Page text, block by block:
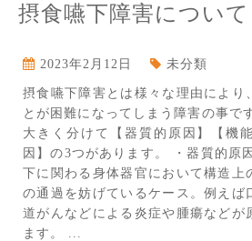
摂食嚥下障害について
2023年2月12日 未分類
摂食嚥下障害とは様々な理由により
とが困難になってしまう障害の事で
大きく分けて【器質的原因】【機
因】の3つがあります。 ・器質的原
下に関わる身体器官において構造上
の通過を妨げているケース。例えば
道がんなどによる炎症や腫瘍などが
ます。 ...